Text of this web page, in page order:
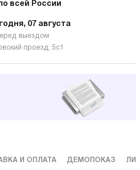
всей России
07 августа
выездом
проезд, 5с1
И ОПЛАТА ДЕМОПОКАЗ